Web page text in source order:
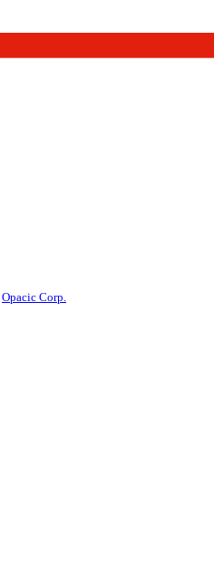
Opacic Corp.